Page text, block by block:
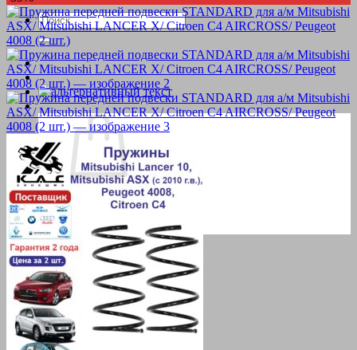
Искать:
Корзина пуста.
Вернуться в магазин